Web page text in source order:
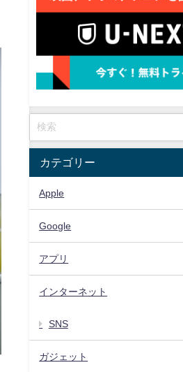
カテゴリー
Apple
Google
アプリ
インターネット
SNS
ガジェット